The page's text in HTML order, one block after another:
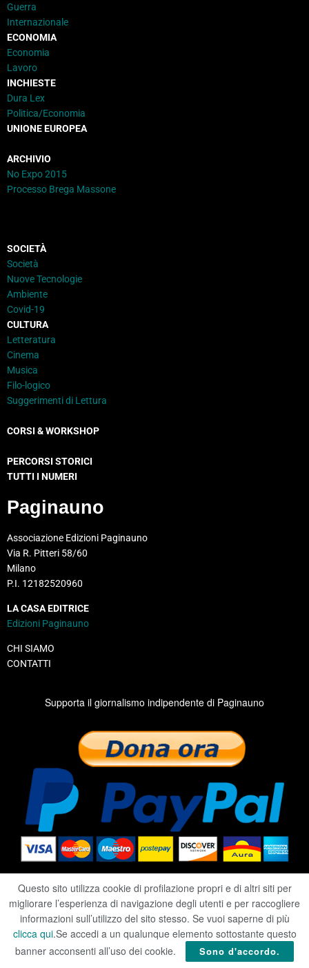
Guerra
Internazionale
ECONOMIA
Economia
Lavoro
INCHIESTE
Dura Lex
Politica/Economia
UNIONE EUROPEA
ARCHIVIO
No Expo 2015
Processo Brega Massone
SOCIETÀ
Società
Nuove Tecnologie
Ambiente
Covid-19
CULTURA
Letteratura
Cinema
Musica
Filo-logico
Suggerimenti di Lettura
CORSI & WORKSHOP
PERCORSI STORICI
TUTTI I NUMERI
Paginauno
Associazione Edizioni Paginauno
Via R. Pitteri 58/60
Milano
P.I. 12182520960
LA CASA EDITRICE
Edizioni Paginauno
CHI SIAMO
CONTATTI
Supporta il giornalismo indipendente di Paginauno
2020 ©RIVISTA PAGINAUNO
PRIVACY|COOKIE|TERMINI
Questo sito utilizza cookie di profilazione propri e di altri siti per
migliorare l’esperienza di navigazione degli utenti e per raccogliere
informazioni sull’utilizzo del sito stesso. Se vuoi saperne di più
clicca qui.Se accedi a un qualunque elemento sottostante questo
banner acconsenti all’uso dei cookie.
Sono d'accordo.